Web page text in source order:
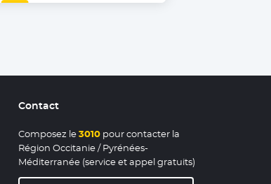
Contact
Composez le3010pour contacter la
Région Occitanie / Pyrénées-
Méditerranée (service et appel gratuits)